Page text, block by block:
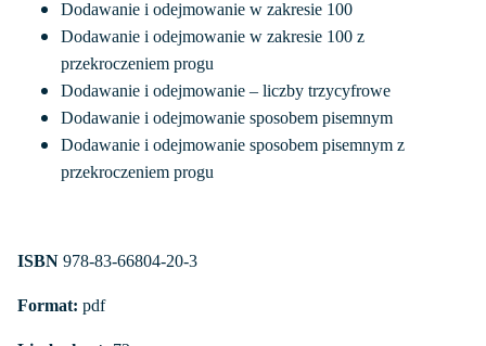
Dodawanie i odejmowanie w zakresie 100
Dodawanie i odejmowanie w zakresie 100 z
przekroczeniem progu
Dodawanie i odejmowanie – liczby trzycyfrowe
Dodawanie i odejmowanie sposobem pisemnym
Dodawanie i odejmowanie sposobem pisemnym z
przekroczeniem progu
ISBN 978-83-66804-20-3
Format: pdf